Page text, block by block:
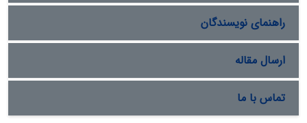
راهنمای نویسندگان
ارسال مقاله
تماس با ما